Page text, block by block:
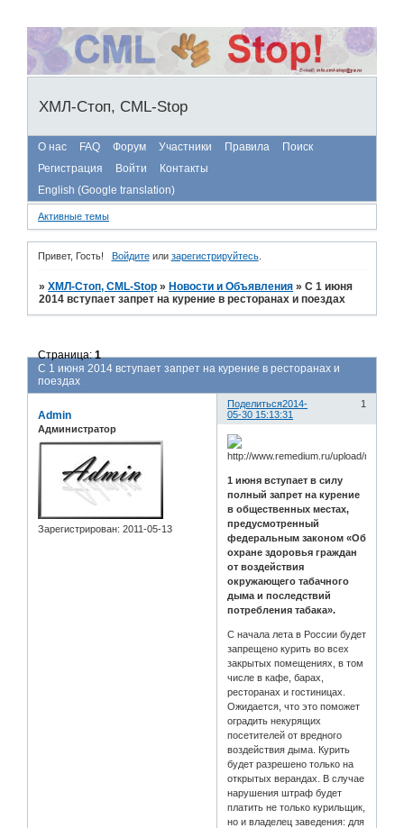
ХМЛ-Стоп, CML-Stop
О нас FAQ Форум Участники Правила
Поиск
Регистрация
Войти
Контакты
English (Google translation)
Активные темы
Привет, Гость! Войдитеили зарегистрируйтесь.
»ХМЛ-Стоп, CML-Stop » Новости и Объявления »С 1 июня
2014 вступает запрет на курение в ресторанах и поездах
С 1 июня 2014 вступает запрет на курение в ресторанах и
поездах
Страница:1
Поделиться 1
2014-
05-30 15:13:31
Admin
Администратор
Зарегистрирован: 2011-05-13
1 июня вступает в силу
полный запрет на курение
в общественных местах,
предусмотренный
федеральным законом «Об
охране здоровья граждан
от воздействия
окружающего табачного
дыма и последствий
потребления табака».
С начала лета в России будет
запрещено курить во всех
закрытых помещениях, в том
числе в кафе, барах,
ресторанах и гостиницах.
Ожидается, что это поможет
оградить некурящих
посетителей от вредного
воздействия дыма. Курить
будет разрешено только на
открытых верандах. В случае
нарушения штраф будет
платить не только курильщик,
но и владелец заведения: для